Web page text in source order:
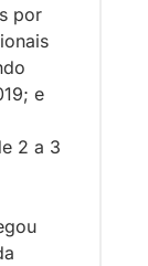
por
e
2 a 3